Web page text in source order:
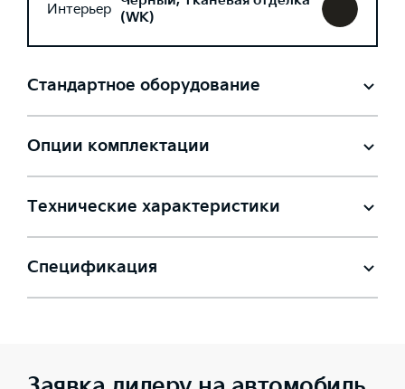
Интерьер (WK)
Стандартное оборудование
Опции комплектации
Технические характеристики
Спецификация